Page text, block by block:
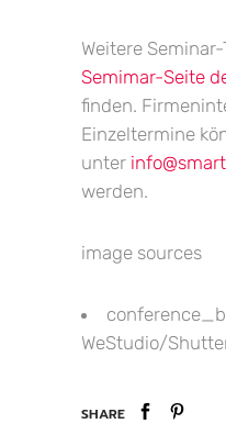
Weitere
Semimar-Seite
finden.
Einzeltermine
unter
werden.
image sources
WeStudio/
SHARE